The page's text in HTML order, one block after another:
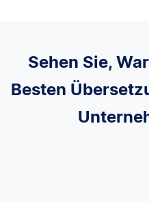
Sehen Sie,
Besten